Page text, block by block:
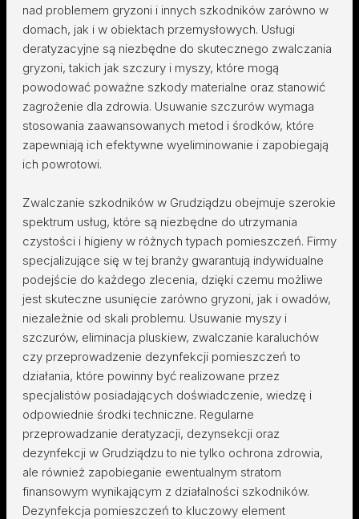
nad problemem gryzoni i innych szkodników zarówno w
domach, jak i w obiektach przemysłowych. Usługi
deratyzacyjne są niezbędne do skutecznego zwalczania
gryzoni, takich jak szczury i myszy, które mogą
powodować poważne szkody materialne oraz stanowić
zagrożenie dla zdrowia. Usuwanie szczurów wymaga
stosowania zaawansowanych metod i środków, które
zapewniają ich efektywne wyeliminowanie i zapobiegają
ich powrotowi.
Zwalczanie szkodników w Grudziądzu obejmuje szerokie
spektrum usług, które są niezbędne do utrzymania
czystości i higieny w różnych typach pomieszczeń. Firmy
specjalizujące się w tej branży gwarantują indywidualne
podejście do każdego zlecenia, dzięki czemu możliwe
jest skuteczne usunięcie zarówno gryzoni, jak i owadów,
niezależnie od skali problemu. Usuwanie myszy i
szczurów, eliminacja pluskiew, zwalczanie karaluchów
czy przeprowadzenie dezynfekcji pomieszczeń to
działania, które powinny być realizowane przez
specjalistów posiadających doświadczenie, wiedzę i
odpowiednie środki techniczne. Regularne
przeprowadzanie deratyzacji, dezynsekcji oraz
dezynfekcji w Grudziądzu to nie tylko ochrona zdrowia,
ale również zapobieganie ewentualnym stratom
finansowym wynikającym z działalności szkodników.
Dezynfekcja pomieszczeń to kluczowy element